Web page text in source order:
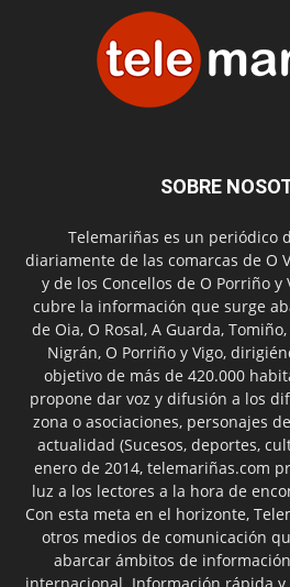
SOBRE
Telemariñas es un periódico
diariamente de las comarcas de O
y de los Concellos de O Porriño y
cubre la información que surge
de Oia, O Rosal, A Guarda,
Nigrán, O Porriño y Vigo,
objetivo de más de 420.000
propone dar voz y difusión a los
zona o asociaciones, personajes
actualidad (Sucesos, deportes,
enero de 2014, telemariñas.com
luz a los lectores a la hora de
Con esta meta en el horizonte,
otros medios de comunicación
abarcar ámbitos de